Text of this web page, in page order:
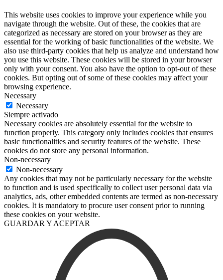
This website uses cookies to improve your experience while you
navigate through the website. Out of these, the cookies that are
categorized as necessary are stored on your browser as they are
essential for the working of basic functionalities of the website. We
also use third-party cookies that help us analyze and understand how
you use this website. These cookies will be stored in your browser
only with your consent. You also have the option to opt-out of these
cookies. But opting out of some of these cookies may affect your
browsing experience.
Necessary
Necessary
Siempre activado
Necessary cookies are absolutely essential for the website to
function properly. This category only includes cookies that ensures
basic functionalities and security features of the website. These
cookies do not store any personal information.
Non-necessary
Non-necessary
Any cookies that may not be particularly necessary for the website
to function and is used specifically to collect user personal data via
analytics, ads, other embedded contents are termed as non-necessary
cookies. It is mandatory to procure user consent prior to running
these cookies on your website.
GUARDAR Y ACEPTAR